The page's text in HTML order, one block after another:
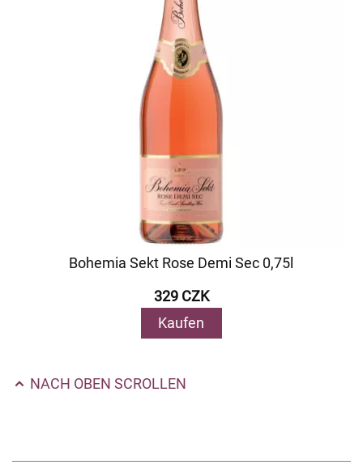
Bohemia Sekt Rose Demi Sec 0,75l
329 CZK
Kaufen
NACH OBEN SCROLLEN